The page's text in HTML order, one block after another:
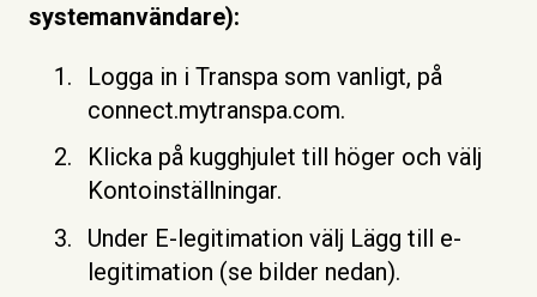
systemanvändare):
Logga in i Transpa som vanligt, på
connect.mytranspa.com.
Klicka på kugghjulet till höger och välj
Kontoinställningar.
Under E-legitimation välj Lägg till e-
legitimation (se bilder nedan).